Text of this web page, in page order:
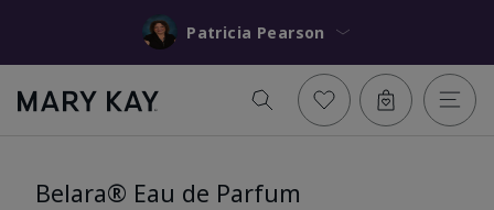
Patricia Pearson
Belara® Eau de Parfum